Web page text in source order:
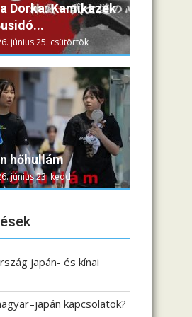
Tokióban és Oszakában több napon...
Dorka: Kamikazek
június 25. csütörtök
hőhullám
június 23. kedd
japán- és kínai
kapcsolatok?